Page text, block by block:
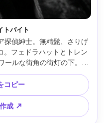
トバイト
探偵紳士。無精髭、さりげ
。フェドラハットとトレン
ルな街角の街灯の下。ト
拡散。Leica SL2、50mm
アングル、沈鬱なノワール
解像度、目にシャープフォ
トのグレーディング --ar
コピー
成 ↗